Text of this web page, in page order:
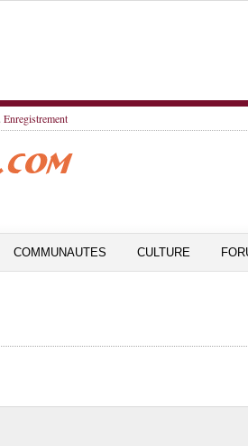
Enregistrement
COMMUNAUTES CULTURE